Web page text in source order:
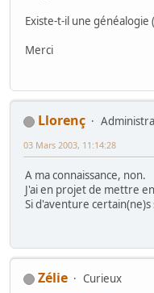
Existe-t-il une
Merci
Llorenç
03 Mars 2003, 11:14:28
A ma connaissance, non.
J'ai en projet de mettre
Si d'aventure
Zélie
Curieux